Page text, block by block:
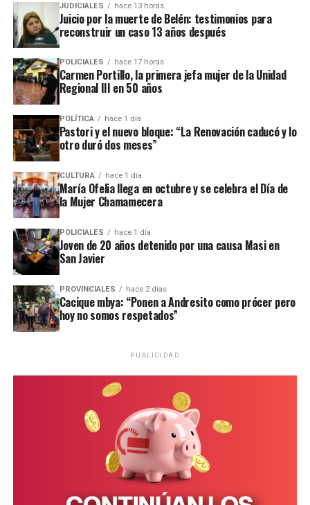
Desde ese país consignaron, además, que la Policía Civil tiene
registras que vinculan al fallecido con delitos de narcotráfico,
ante lo cual los investigadores continúan recabando datos para
esclarecer el crimen, identificar responsables y determinar el
móvil.
Según la Policía Civil brasileña, Von Groll tenía vínculos con el
FOTOS: Jornal da Fronteira.
JUDICIALES hace 13 horas
Juicio por la muerte de Belén: testimonios para
reconstruir un caso 13 años después
POLICIALES hace 17 horas
Carmen Portillo, la primera jefa mujer de la Unidad
Regional III en 50 años
POLÍTICA hace 1 día
Pastori y el nuevo bloque: “La Renovación caducó y lo
otro duró dos meses”
CULTURA hace 1 día
María Ofelia llega en octubre y se celebra el Día de
la Mujer Chamamecera
POLICIALES hace 1 día
Joven de 20 años detenido por una causa Masi en
San Javier
PROVINCIALES hace 2 días
Cacique mbya: “Ponen a Andresito como prócer pero
hoy no somos respetados”
PUBLICIDAD